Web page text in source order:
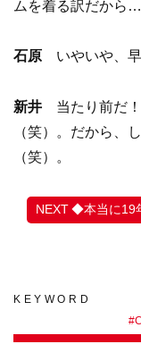
ムを着る訳だから
石原 いやいや、早
新井 当たり前だ！
（笑）。だから、
（笑）。
◆本当に19
KEYWORD
#